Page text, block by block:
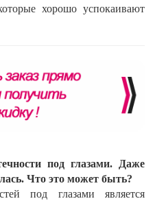
хорошо успокаивают
под глазами. Даже
Что это может быть?
под глазами является